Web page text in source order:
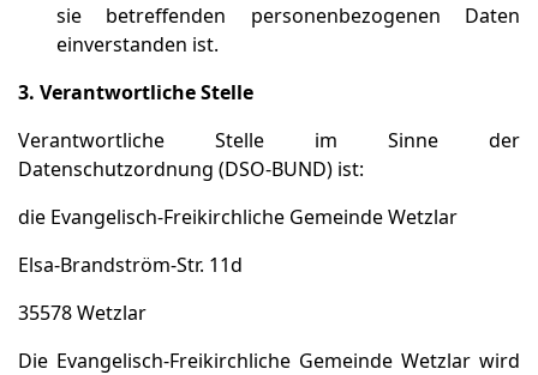
sie betreffenden personenbezogenen Daten
einverstanden ist.
3. Verantwortliche Stelle
Verantwortliche Stelle im Sinne der
Datenschutzordnung (DSO-BUND) ist:
die Evangelisch-Freikirchliche Gemeinde Wetzlar
Elsa-Brandström-Str. 11d
35578 Wetzlar
Die Evangelisch-Freikirchliche Gemeinde Wetzlar wird